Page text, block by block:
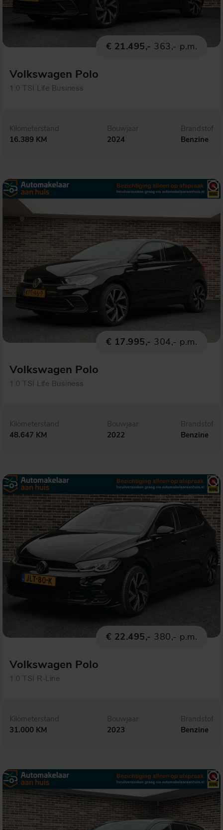
€ 21.495,- 363,- p.m.
Volkswagen Polo
1.0 TSI Life Business
Kilometerstand
16.389 KM
Bouwjaar
2024
Brandstof
Benzine
€ 17.995,- 304,- p.m.
Volkswagen Polo
1.0 TSI Life Business
Kilometerstand
48.647 KM
Bouwjaar
2022
Brandstof
Benzine
€ 22.495,- 380,- p.m.
Volkswagen Polo
1.0 TSI R-Line
Kilometerstand
31.000 KM
Bouwjaar
2023
Brandstof
Benzine